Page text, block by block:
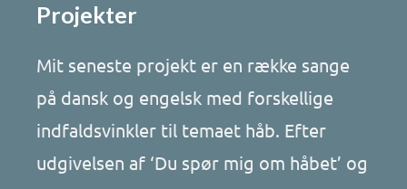
Projekter
Mit seneste projekt er en række sange
på dansk og engelsk med forskellige
indfaldsvinkler til temaet håb. Efter
udgivelsen af ‘Du spør mig om håbet’ og